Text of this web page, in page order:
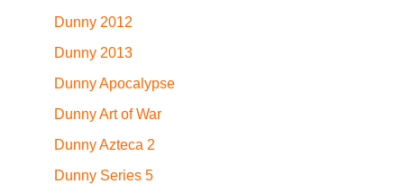
Dunny 2012
Dunny 2013
Dunny Apocalypse
Dunny Art of War
Dunny Azteca 2
Dunny Series 5